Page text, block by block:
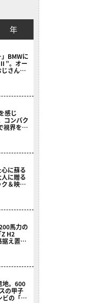
年
BMWに
。オー
さん達
感じ
コンパク
視界を確
に蘇る
に贈る
ク＆映画
馬力の
Z H2
え置き
地。600
の甲子
ビの「ス